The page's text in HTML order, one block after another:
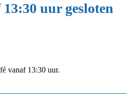
uur gesloten
vanaf 13:30 uur.